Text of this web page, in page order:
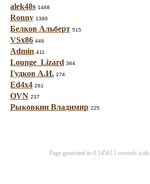
alek48s 1488
Ronny 1390
Белков Альберт 515
VSx86 446
Admin 411
Lounge_Lizard 364
Гудков А.И. 274
Ed4x4 261
OVN 237
Рыковкин Владимир 225
Page generated in 0.145613 seconds